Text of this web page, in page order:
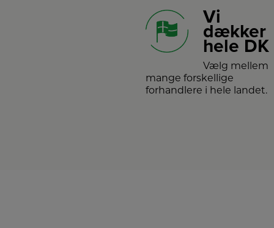
Vi
dækker
hele DK
Vælg mellem
mange forskellige
forhandlere i hele landet.